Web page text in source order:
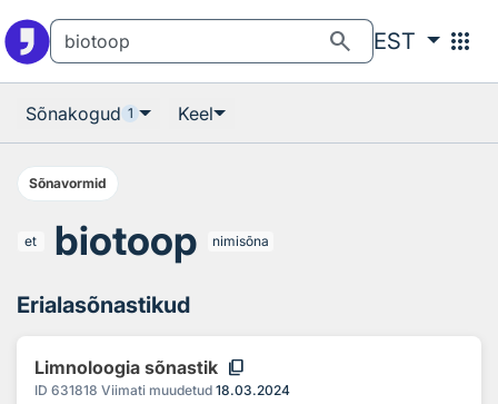
search EST apps
Sõnakogud 1 Keel
Sõnavormid
et biotoop nimisõna
Erialasõnastikud
Limnoloogia sõnastik content_copy
ID 631818 Viimati muudetud 18.03.2024